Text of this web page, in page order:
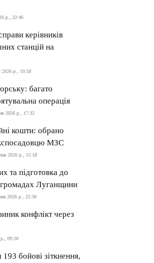
р., 22:46
керівників
станцій на
2026 р., 19:58
багато
операція
2026 р., 17:32
кошти: обрано
МЗС
2026 р., 15:18
та підготовка до
Луганщини
2026 р., 22:30
конфлікт через
09:26
бойові зіткнення,